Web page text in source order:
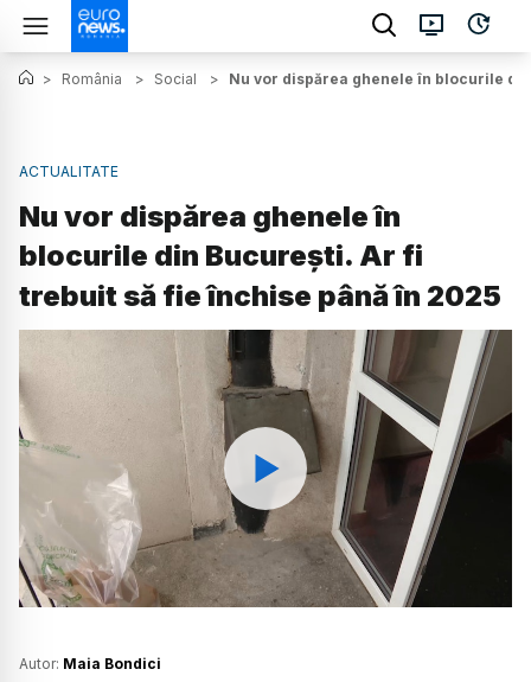
> România > Social > Nu vor dispărea ghenele în blocurile
ACTUALITATE
Nu vor dispărea ghenele în
blocurile din București. Ar fi
trebuit să fie închise până în 2025
Watch
Autor: Maia Bondici